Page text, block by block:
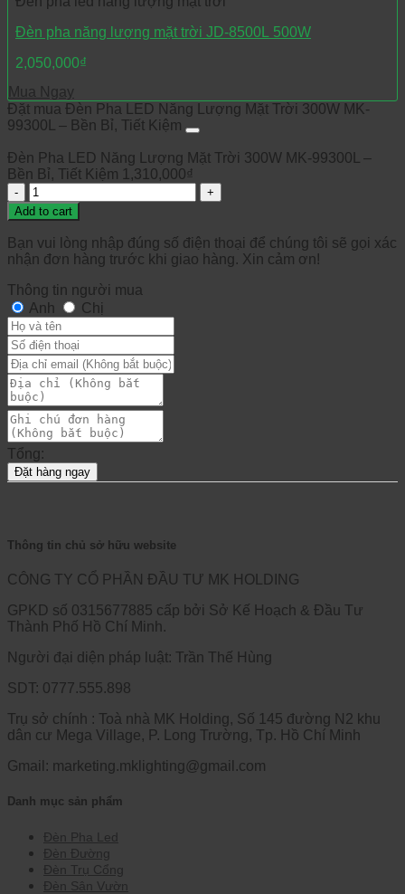
Đèn pha năng lượng mặt trời JD-8500L 500W
2,050,000₫
Mua Ngay
Đặt mua Đèn Pha LED Năng Lượng Mặt Trời 300W MK-
99300L – Bền Bỉ, Tiết Kiệm
Đèn Pha LED Năng Lượng Mặt Trời 300W MK-99300L –
Bền Bỉ, Tiết Kiệm 1,310,000₫
Quantity
Add to cart
Bạn vui lòng nhập đúng số điện thoại để chúng tôi sẽ gọi xác
nhận đơn hàng trước khi giao hàng. Xin cảm ơn!
Thông tin người mua
Anh
Chị
Tổng:
Đặt hàng ngay
Thông tin chủ sở hữu website
CÔNG TY CỔ PHẦN ĐẦU TƯ MK HOLDING
GPKD số 0315677885 cấp bởi Sở Kế Hoạch & Đầu Tư
Thành Phố Hồ Chí Minh.
Người đại diện pháp luật: Trần Thế Hùng
SDT: 0777.555.898
Trụ sở chính : Toà nhà MK Holding, Số 145 đường N2 khu
dân cư Mega Village, P. Long Trường, Tp. Hồ Chí Minh
Gmail: marketing.mklighting@gmail.com
Danh mục sản phẩm
Đèn Pha Led
Đèn Đường
Đèn Trụ Cổng
Đèn Sân Vườn